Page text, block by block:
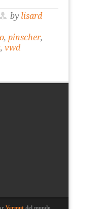
by lisard
, pinscher,
, vwd
Vermutdel mundo